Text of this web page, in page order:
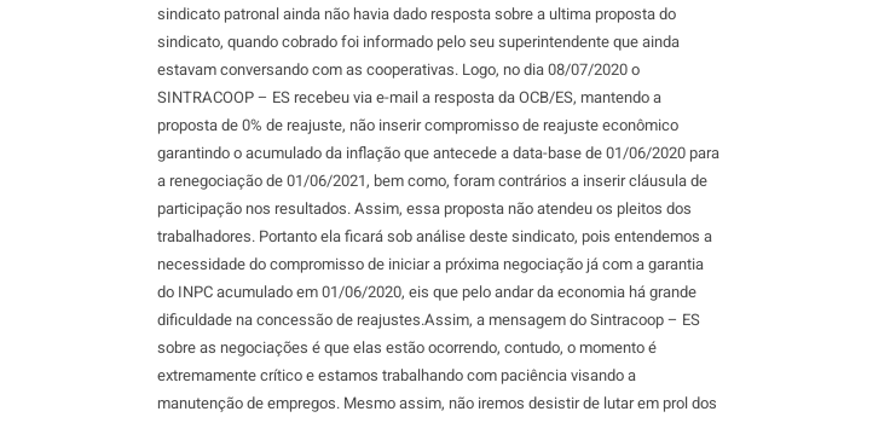
sindicato patronal ainda não havia dado resposta sobre a ultima proposta do
sindicato, quando cobrado foi informado pelo seu superintendente que ainda
estavam conversando com as cooperativas. Logo, no dia 08/07/2020 o
SINTRACOOP – ES recebeu via e-mail a resposta da OCB/ES, mantendo a
proposta de 0% de reajuste, não inserir compromisso de reajuste econômico
garantindo o acumulado da inflação que antecede a data-base de 01/06/2020 para
a renegociação de 01/06/2021, bem como, foram contrários a inserir cláusula de
participação nos resultados. Assim, essa proposta não atendeu os pleitos dos
trabalhadores. Portanto ela ficará sob análise deste sindicato, pois entendemos a
necessidade do compromisso de iniciar a próxima negociação já com a garantia
do INPC acumulado em 01/06/2020, eis que pelo andar da economia há grande
dificuldade na concessão de reajustes.Assim, a mensagem do Sintracoop – ES
sobre as negociações é que elas estão ocorrendo, contudo, o momento é
extremamente crítico e estamos trabalhando com paciência visando a
manutenção de empregos. Mesmo assim, não iremos desistir de lutar em prol dos